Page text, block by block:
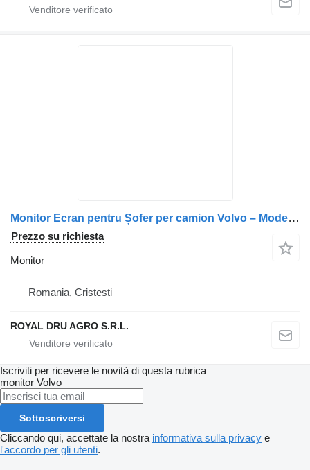
Monitor Ecran pentru Șofer per camion Volvo – Model 21306173, 21106160, 85013051
Prezzo su richiesta
Monitor
Romania, Cristesti
ROYAL DRU AGRO S.R.L.
Iscriviti per ricevere le novità di questa rubrica
monitor Volvo
Sottoscriversi
Cliccando qui, accettate la nostra informativa sulla privacy e
l'accordo per gli utenti.